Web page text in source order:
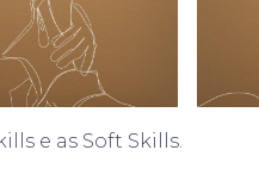
e as Soft Skills.